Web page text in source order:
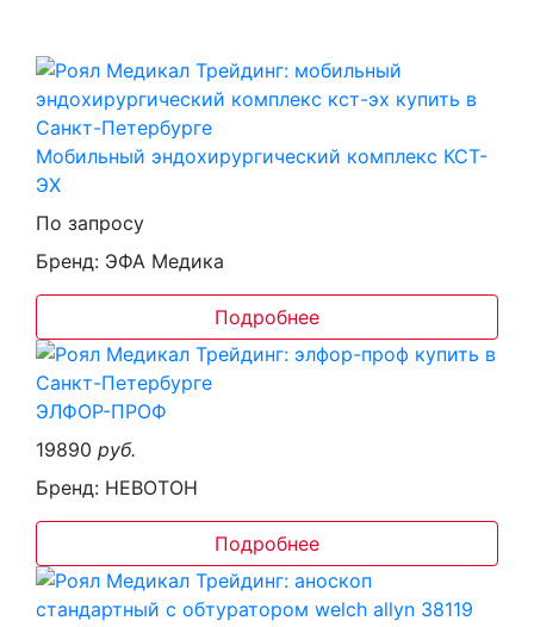
Мобильный эндохирургический комплекс КСТ-
ЭХ
По запросу
Бренд: ЭФА Медика
Подробнее
ЭЛФОР-ПРОФ
19890 руб.
Бренд: НЕВОТОН
Подробнее